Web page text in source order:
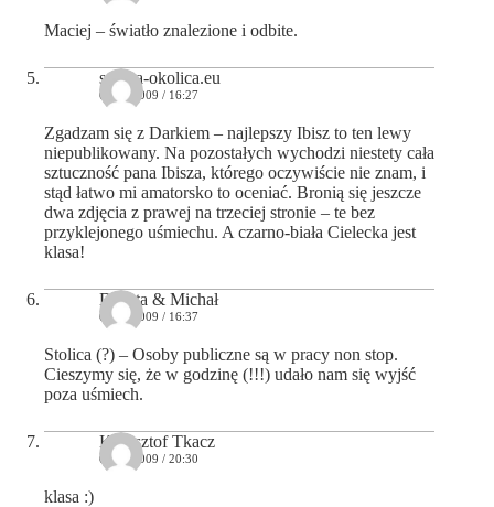
Maciej – światło znalezione i odbite.
stolica-okolica.eu
06/11/2009 / 16:27
Zgadzam się z Darkiem – najlepszy Ibisz to ten lewy
niepublikowany. Na pozostałych wychodzi niestety cała
sztuczność pana Ibisza, którego oczywiście nie znam, i
stąd łatwo mi amatorsko to oceniać. Bronią się jeszcze
dwa zdjęcia z prawej na trzeciej stronie – te bez
przyklejonego uśmiechu. A czarno-biała Cielecka jest
klasa!
Dorota & Michał
06/11/2009 / 16:37
Stolica (?) – Osoby publiczne są w pracy non stop.
Cieszymy się, że w godzinę (!!!) udało nam się wyjść
poza uśmiech.
Krzysztof Tkacz
06/11/2009 / 20:30
klasa :)